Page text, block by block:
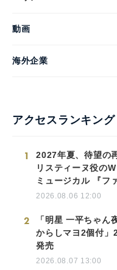
動画
海外企業
アクセスランキング
1
2027年夏、待望の
リスティーヌ役の
ミュージカル 『フ
2026.08.06 12:00
2
「明星 一平ちゃん
からしマヨ2個付
発売
2026.08.07 13:00